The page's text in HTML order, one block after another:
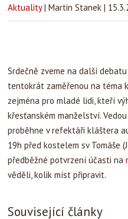
Aktuality | Martin Stanek |
Srdečně zveme na další
tentokrát zaměřenou na téma
zejména pro mladé lidi, kteří
křesťanském manželství.
proběhne v refektáři kláštera
19h před kostelem sv Tomáše
předběžné potvrzení účasti na
věděli, kolik míst připravit.
Související články